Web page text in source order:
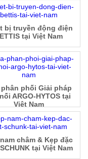
bị truyền động điện
tại Việt Nam
phân phối Giải pháp
ARGO-HYTOS tại
Việt Nam
châm & Kẹp đặc
tại Việt Nam